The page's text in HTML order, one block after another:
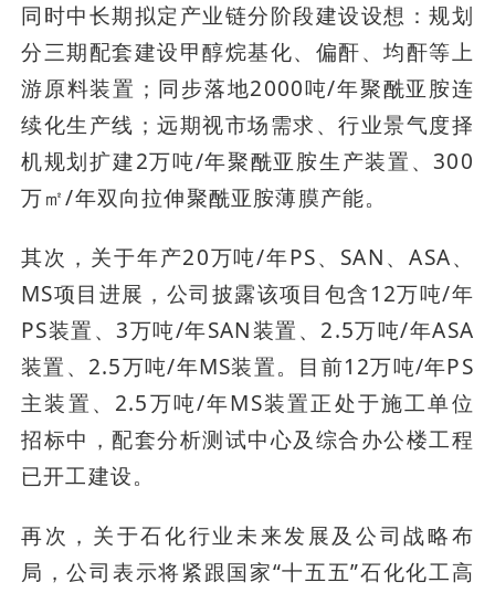
同时中长期拟定产业链分阶段建设设想：规划
分三期配套建设甲醇烷基化、偏酐、均酐等上
游原料装置；同步落地2000吨/年聚酰亚胺连
续化生产线；远期视市场需求、行业景气度择
机规划扩建2万吨/年聚酰亚胺生产装置、300
万㎡/年双向拉伸聚酰亚胺薄膜产能。
其次，关于年产20万吨/年PS、SAN、ASA、
MS项目进展，公司披露该项目包含12万吨/年
PS装置、3万吨/年SAN装置、2.5万吨/年ASA
装置、2.5万吨/年MS装置。目前12万吨/年PS
主装置、2.5万吨/年MS装置正处于施工单位
招标中，配套分析测试中心及综合办公楼工程
已开工建设。
再次，关于石化行业未来发展及公司战略布
局，公司表示将紧跟国家“十五五”石化化工高